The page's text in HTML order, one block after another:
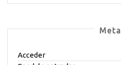
Meta
Acceder